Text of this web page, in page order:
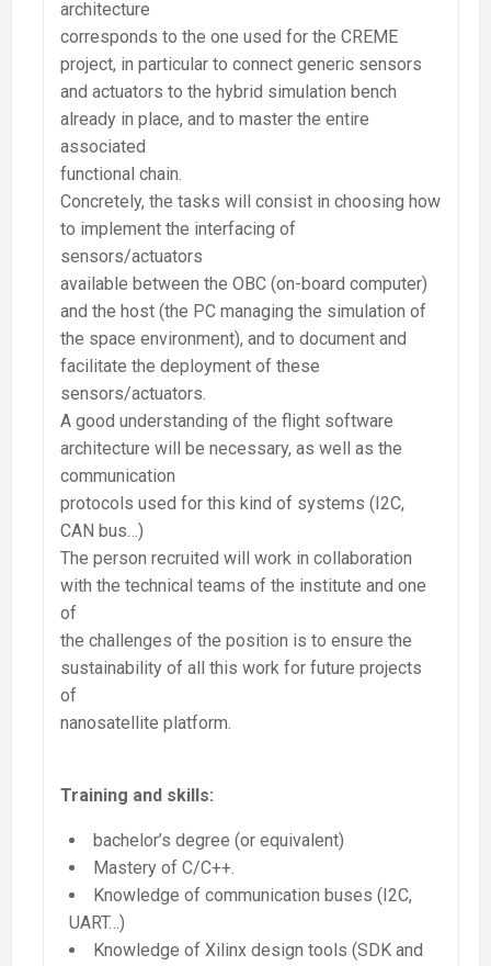
architecture
corresponds to the one used for the CREME
project, in particular to connect generic sensors
and actuators to the hybrid simulation bench
already in place, and to master the entire
associated
functional chain.
Concretely, the tasks will consist in choosing how
to implement the interfacing of
sensors/actuators
available between the OBC (on-board computer)
and the host (the PC managing the simulation of
the space environment), and to document and
facilitate the deployment of these
sensors/actuators.
A good understanding of the flight software
architecture will be necessary, as well as the
communication
protocols used for this kind of systems (I2C,
CAN bus…)
The person recruited will work in collaboration
with the technical teams of the institute and one
of
the challenges of the position is to ensure the
sustainability of all this work for future projects
of
nanosatellite platform.
Training and skills:
bachelor’s degree (or equivalent)
Mastery of C/C++.
Knowledge of communication buses (I2C,
UART…)
Knowledge of Xilinx design tools (SDK and